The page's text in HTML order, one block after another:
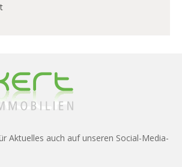
Aktuelles auch auf unseren Social-Media-